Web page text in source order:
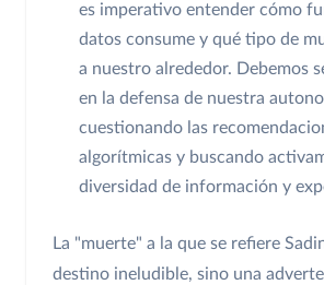
es imperativo entender cómo
datos consume y qué tipo de
a nuestro alrededor. Debemos
en la defensa de nuestra
cuestionando las
algorítmicas y buscando
diversidad de información y
La "muerte" a la que se refiere
destino ineludible, sino una